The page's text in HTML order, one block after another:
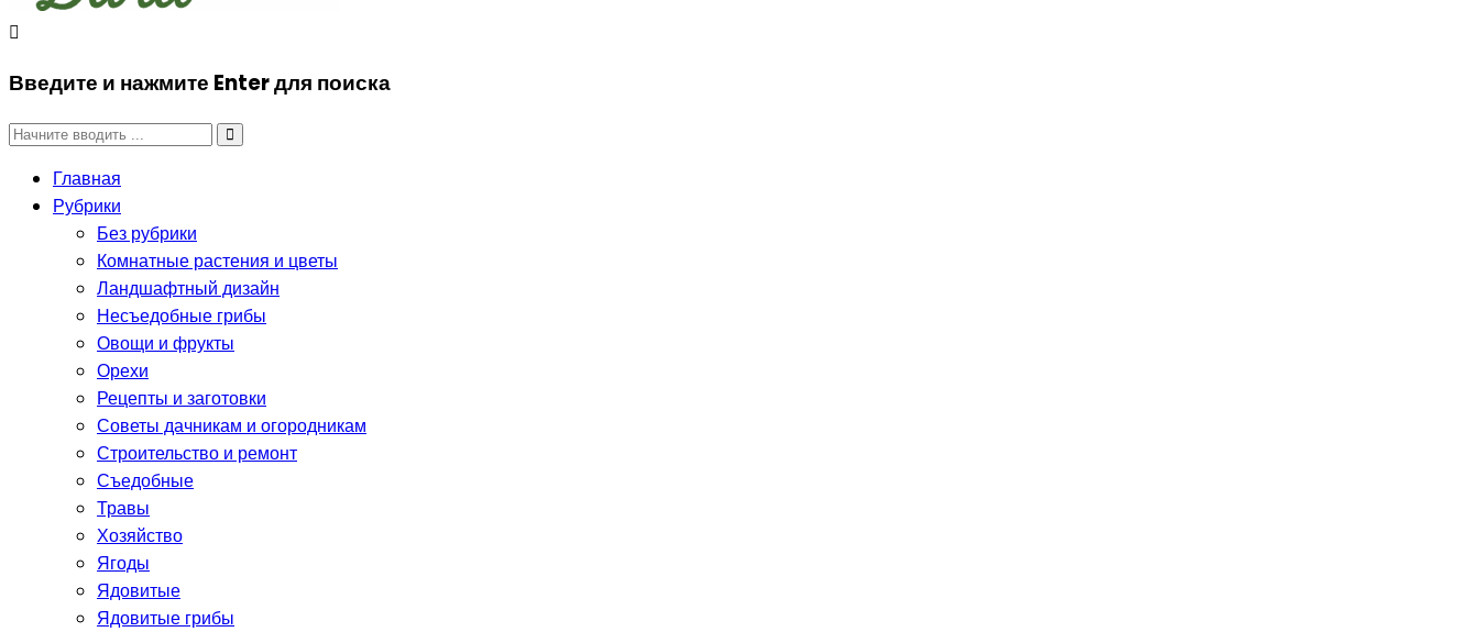
Введите и нажмите Enter для поиска
Главная
Рубрики
Без рубрики
Комнатные растения и цветы
Ландшафтный дизайн
Несъедобные грибы
Овощи и фрукты
Орехи
Рецепты и заготовки
Советы дачникам и огородникам
Строительство и ремонт
Съедобные
Травы
Хозяйство
Ягоды
Ядовитые
Ядовитые грибы